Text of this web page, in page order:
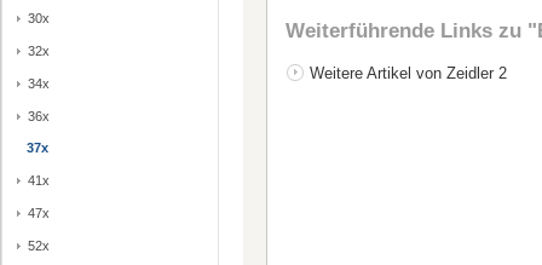
30x
32x
34x
36x
37x
41x
47x
52x
Weiterführende Links zu
Weitere Artikel von Zeidler 2